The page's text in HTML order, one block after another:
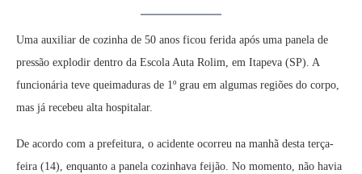
Uma auxiliar de cozinha de 50 anos ficou ferida após uma panela de
pressão explodir dentro da Escola Auta Rolim, em Itapeva (SP). A
funcionária teve queimaduras de 1º grau em algumas regiões do corpo,
mas já recebeu alta hospitalar.
De acordo com a prefeitura, o acidente ocorreu na manhã desta terça-
feira (14), enquanto a panela cozinhava feijão. No momento, não havia